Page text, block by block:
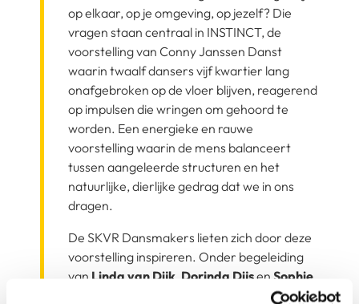
op elkaar, op je omgeving, op jezelf? Die
vragen staan centraal in INSTINCT, de
voorstelling van Conny Janssen Danst
waarin twaalf dansers vijf kwartier lang
onafgebroken op de vloer blijven, reagerend
op impulsen die wringen om gehoord te
worden. Een energieke en rauwe
voorstelling waarin de mens balanceert
tussen aangeleerde structuren en het
natuurlijke, dierlijke gedrag dat we in ons
dragen.
De SKVR Dansmakers lieten zich door deze
voorstelling inspireren. Onder begeleiding
van Linda van Dijk Dorinda Dijsen Sophie
werkten de groepen Dansmakers